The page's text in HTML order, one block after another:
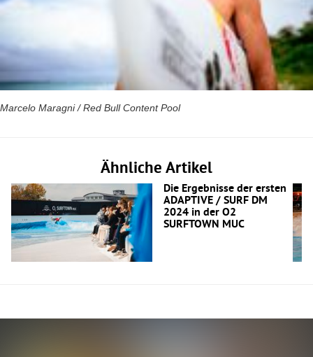
Marcelo Maragni / Red Bull Content Pool
Ähnliche Artikel
Die Ergebnisse der ersten
ADAPTIVE / SURF DM
2024 in der O2
SURFTOWN MUC